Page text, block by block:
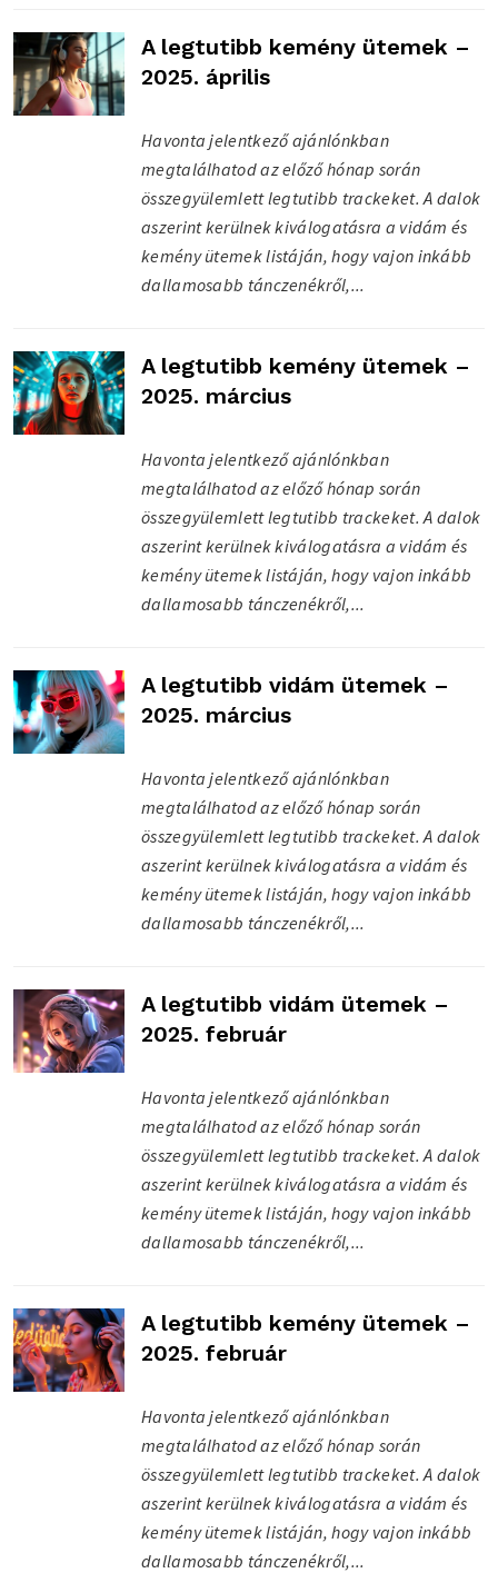
A legtutibb kemény ütemek –
2025. április
Havonta jelentkező ajánlónkban
megtalálhatod az előző hónap során
összegyülemlett legtutibb trackeket. A dalok
aszerint kerülnek kiválogatásra a vidám és
kemény ütemek listáján, hogy vajon inkább
dallamosabb tánczenékről,...
A legtutibb kemény ütemek –
2025. március
Havonta jelentkező ajánlónkban
megtalálhatod az előző hónap során
összegyülemlett legtutibb trackeket. A dalok
aszerint kerülnek kiválogatásra a vidám és
kemény ütemek listáján, hogy vajon inkább
dallamosabb tánczenékről,...
A legtutibb vidám ütemek –
2025. március
Havonta jelentkező ajánlónkban
megtalálhatod az előző hónap során
összegyülemlett legtutibb trackeket. A dalok
aszerint kerülnek kiválogatásra a vidám és
kemény ütemek listáján, hogy vajon inkább
dallamosabb tánczenékről,...
A legtutibb vidám ütemek –
2025. február
Havonta jelentkező ajánlónkban
megtalálhatod az előző hónap során
összegyülemlett legtutibb trackeket. A dalok
aszerint kerülnek kiválogatásra a vidám és
kemény ütemek listáján, hogy vajon inkább
dallamosabb tánczenékről,...
A legtutibb kemény ütemek –
2025. február
Havonta jelentkező ajánlónkban
megtalálhatod az előző hónap során
összegyülemlett legtutibb trackeket. A dalok
aszerint kerülnek kiválogatásra a vidám és
kemény ütemek listáján, hogy vajon inkább
dallamosabb tánczenékről,...